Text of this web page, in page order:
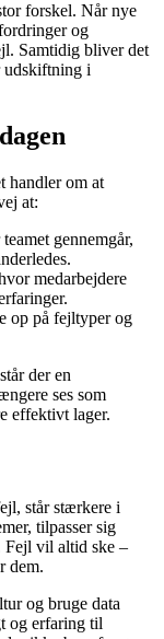
forskel. Når nye
og
Samtidig bliver det
udskiftning i
handler om at
at:
gennemgår,
medarbejdere
op på fejltyper og
der en
ses som
effektivt lager.
står stærkere i
tilpasser sig
Fejl vil altid ske –
dem.
og bruge data
og erfaring til